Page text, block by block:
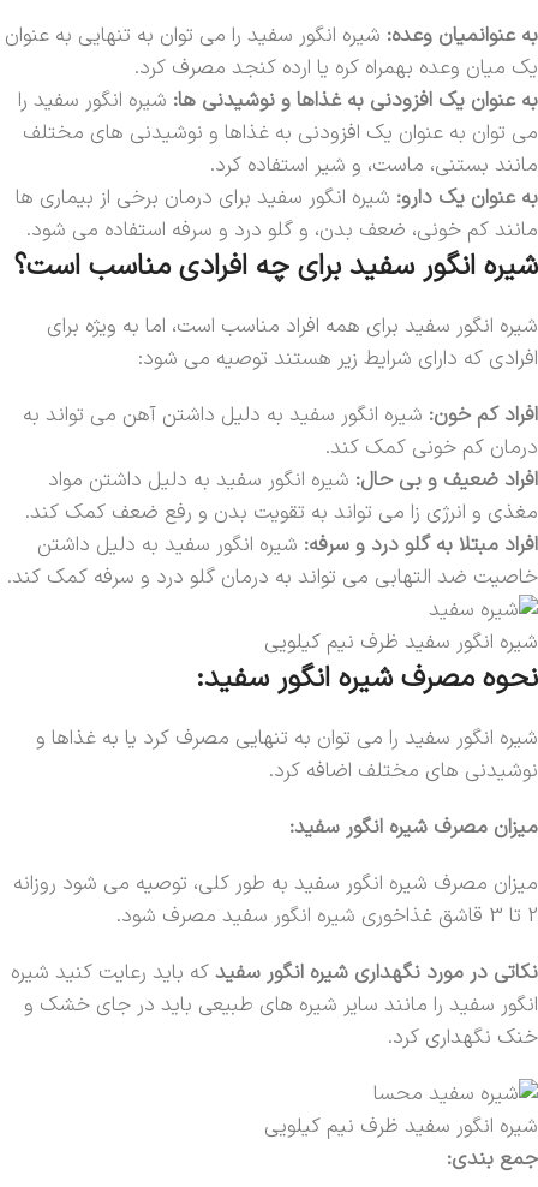
به عنوانمیان وعده: شیره انگور سفید را می توان به تنهایی به عنوان
یک میان وعده بهمراه کره یا ارده کنجد مصرف کرد.
به عنوان یک افزودنی به غذاها و نوشیدنی ها: شیره انگور سفید را
می توان به عنوان یک افزودنی به غذاها و نوشیدنی های مختلف
مانند بستنی، ماست، و شیر استفاده کرد.
به عنوان یک دارو: شیره انگور سفید برای درمان برخی از بیماری ها
مانند کم خونی، ضعف بدن، و گلو درد و سرفه استفاده می شود.
شیره انگور سفید برای چه افرادی مناسب است؟
شیره انگور سفید برای همه افراد مناسب است، اما به ویژه برای
افرادی که دارای شرایط زیر هستند توصیه می شود:
افراد کم خون: شیره انگور سفید به دلیل داشتن آهن می تواند به
درمان کم خونی کمک کند.
افراد ضعیف و بی حال: شیره انگور سفید به دلیل داشتن مواد
مغذی و انرژی زا می تواند به تقویت بدن و رفع ضعف کمک کند.
افراد مبتلا به گلو درد و سرفه: شیره انگور سفید به دلیل داشتن
خاصیت ضد التهابی می تواند به درمان گلو درد و سرفه کمک کند.
شیره انگور سفید ظرف نیم کیلویی
نحوه مصرف شیره انگور سفید:
شیره انگور سفید را می توان به تنهایی مصرف کرد یا به غذاها و
نوشیدنی های مختلف اضافه کرد.
میزان مصرف شیره انگور سفید:
میزان مصرف شیره انگور سفید به طور کلی، توصیه می شود روزانه
2 تا 3 قاشق غذاخوری شیره انگور سفید مصرف شود.
نکاتی در مورد نگهداری شیره انگور سفیدکه باید رعایت کنید شیره
انگور سفید را مانند سایر شیره های طبیعی باید در جای خشک و
خنک نگهداری کرد.
شیره انگور سفید ظرف نیم کیلویی
جمع بندی: